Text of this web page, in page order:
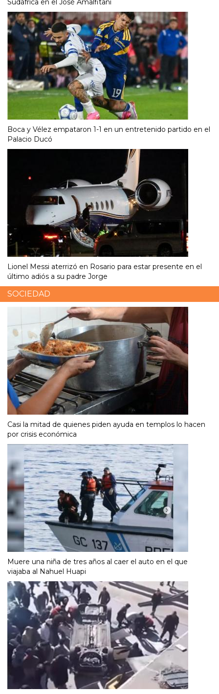
Sudáfrica en el José Amalfitani
Boca y Vélez empataron 1-1 en un entretenido partido en el
Palacio Ducó
Lionel Messi aterrizó en Rosario para estar presente en el
último adiós a su padre Jorge
SOCIEDAD
Casi la mitad de quienes piden ayuda en templos lo hacen
por crisis económica
Muere una niña de tres años al caer el auto en el que
viajaba al Nahuel Huapi